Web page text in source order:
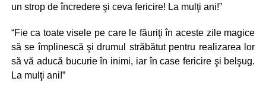
un strop de încredere şi ceva fericire! La mulţi ani!”
“Fie ca toate visele pe care le făuriţi în aceste zile magice
să se împlinescă şi drumul străbătut pentru realizarea lor
să vă aducă bucurie în inimi, iar în case fericire şi belşug.
La mulţi ani!”